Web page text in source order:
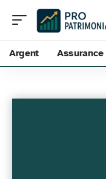
Argent Assurance